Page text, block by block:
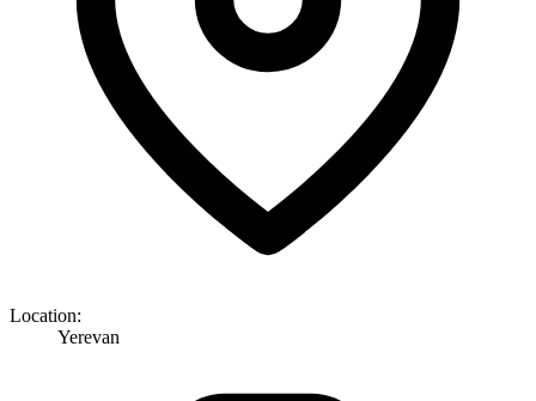
Location:
Yerevan